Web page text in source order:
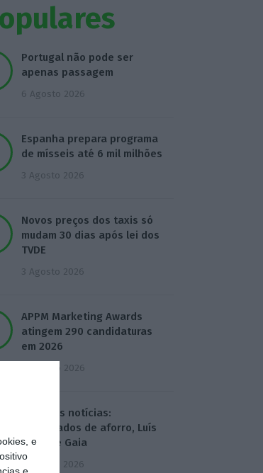
e
Portugal não pode ser
apenas passagem
6 Agosto 2026
Espanha prepara programa
de mísseis até 6 mil milhões
3 Agosto 2026
Novos preços dos taxis só
mudam 30 dias após lei dos
TVDE
3 Agosto 2026
APPM Marketing Awards
atingem 290 candidaturas
em 2026
4 Agosto 2026
Hoje nas notícias:
certificados de aforro, Luís
Neves e Gaia
5 Agosto 2026